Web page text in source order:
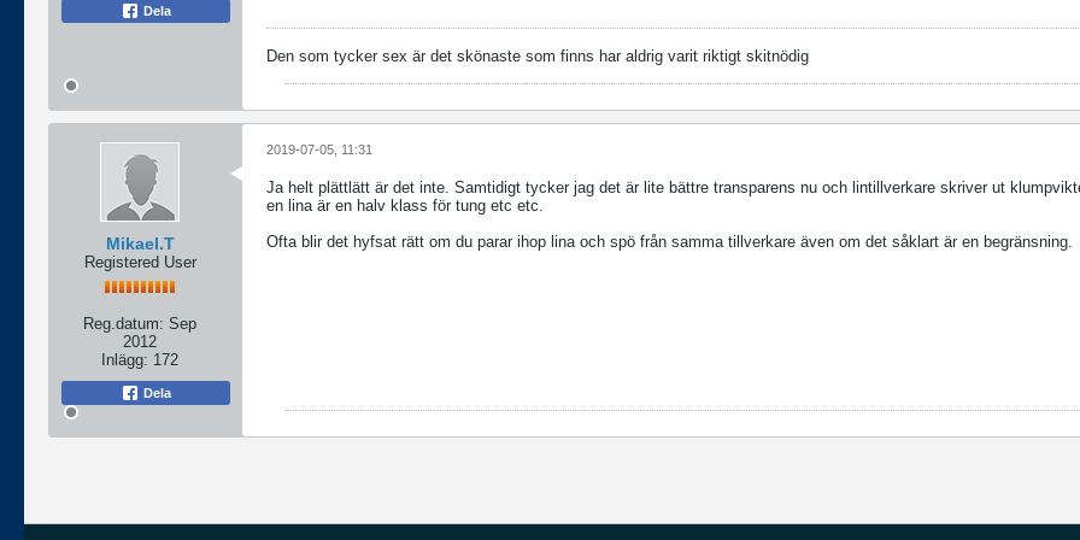
Dela
Den som tycker sex är det skönaste som finns har aldrig varit riktigt skitnödig
Mikael.T
Registered User
Reg.datum: Sep
2012
Inlägg: 172
Dela
2019-07-05, 11:31
Ja helt plättlätt är det inte. Samtidigt tycker jag det är lite bättre transparens nu och lintillverkare skriver ut
en lina är en halv klass för tung etc etc.
Ofta blir det hyfsat rätt om du parar ihop lina och spö från samma tillverkare även om det såklart är en begränsning.